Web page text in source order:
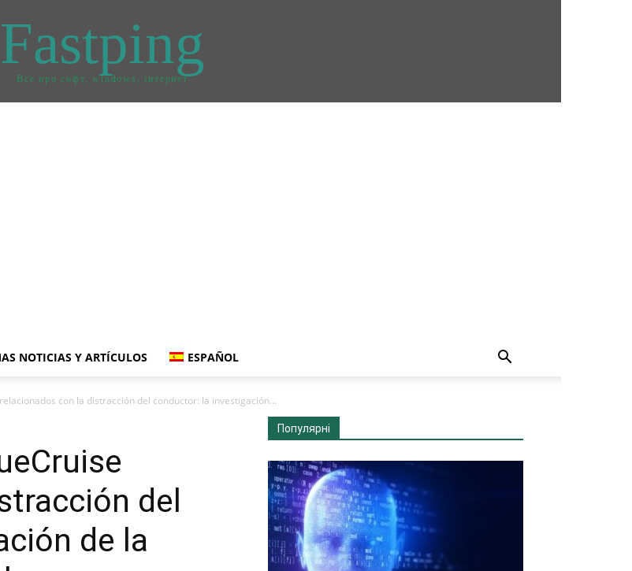
Fastping
Все про софт, windows, інтернет
NOTICIAS Y ARTÍCULOS ESPAÑOL
con la distracción del conductor: la investigación...
del
de la
Популярні